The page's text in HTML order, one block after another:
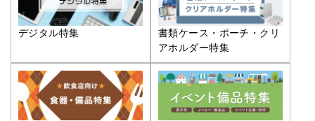
デジタル特集
書類ケース・ポーチ・クリ
アホルダー特集